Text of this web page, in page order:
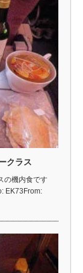
クラス
機内食です
EK73From: